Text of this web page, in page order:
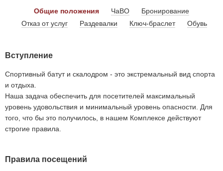
Общие положения ЧаВО
Бронирование
Отказ от услуг
Раздевалки Ключ-браслет Обувь
Вступление
Спортивный батут и скалодром - это экстремальный вид спорта
и отдыха.
Наша задача обеспечить для посетителей максимальный
уровень удовольствия и минимальный уровень опасности. Для
того, что бы это получилось, в нашем Комплексе действуют
строгие правила.
Правила посещений